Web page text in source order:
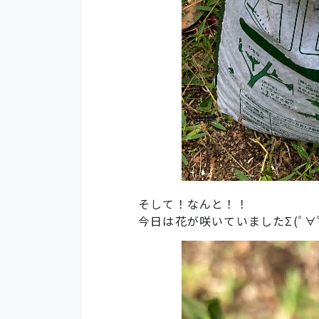
そして！なんと！！
今日は花が咲いていましたΣ(ﾟ